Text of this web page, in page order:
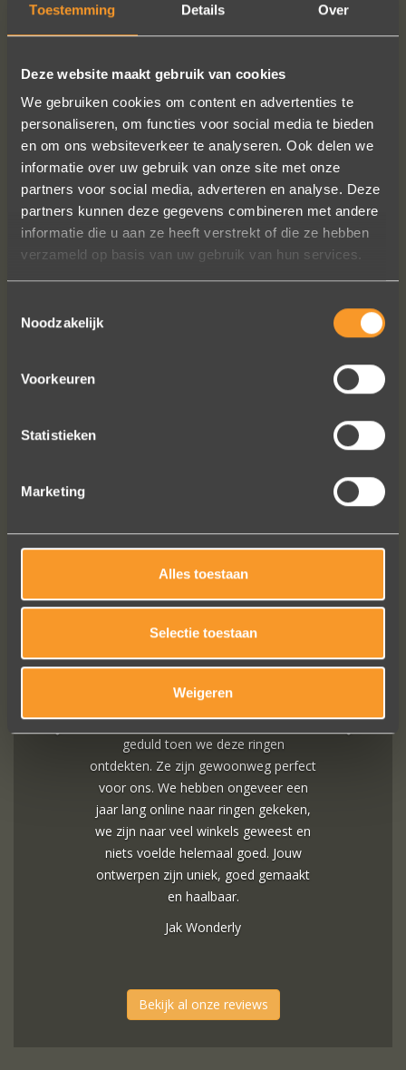
Toestemming Details Over
Deze website maakt gebruik van cookies
We gebruiken cookies om content en advertenties te
personaliseren, om functies voor social media te bieden
en om ons websiteverkeer te analyseren. Ook delen we
informatie over uw gebruik van onze site met onze
partners voor social media, adverteren en analyse. Deze
partners kunnen deze gegevens combineren met andere
informatie die u aan ze heeft verstrekt of die ze hebben
verzameld op basis van uw gebruik van hun services.
Noodzakelijk
Voorkeuren
Statistieken
Marketing
Alles toestaan
Selectie toestaan
Weigeren
FOLLOW US ON SOCIAL MEDIA
A+ voor ontwerp, klantenservice.
Bedankt voor al je inspanningen en
geduld toen we deze ringen
ontdekten. Ze zijn gewoonweg perfect
voor ons. We hebben ongeveer een
jaar lang online naar ringen gekeken,
we zijn naar veel winkels geweest en
niets voelde helemaal goed. Jouw
ontwerpen zijn uniek, goed gemaakt
en haalbaar.
Jak Wonderly
Bekijk al onze reviews